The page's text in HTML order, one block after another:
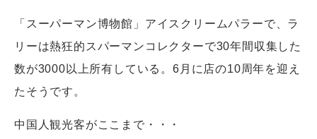
「スーパーマン博物館」アイスクリームパラーで、ラ
リーは熱狂的スパーマンコレクターで30年間収集した
数が3000以上所有している。6月に店の10周年を迎え
たそうです。
中国人観光客がここまで・・・